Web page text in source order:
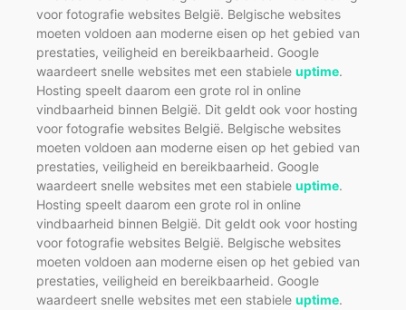
voor fotografie websites België. Belgische websites
moeten voldoen aan moderne eisen op het gebied van
prestaties, veiligheid en bereikbaarheid. Google
waardeert snelle websites met een stabiele uptime.
Hosting speelt daarom een grote rol in online
vindbaarheid binnen België. Dit geldt ook voor hosting
voor fotografie websites België. Belgische websites
moeten voldoen aan moderne eisen op het gebied van
prestaties, veiligheid en bereikbaarheid. Google
waardeert snelle websites met een stabiele uptime.
Hosting speelt daarom een grote rol in online
vindbaarheid binnen België. Dit geldt ook voor hosting
voor fotografie websites België. Belgische websites
moeten voldoen aan moderne eisen op het gebied van
prestaties, veiligheid en bereikbaarheid. Google
waardeert snelle websites met een stabiele uptime.